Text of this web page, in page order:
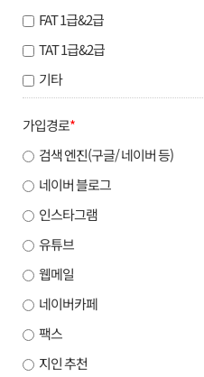
FAT 1급&2급
TAT 1급&2급
기타
가입경로*
검색 엔진(구글/ 네이버 등)
네이버 블로그
인스타그램
유튜브
웹메일
네이버카페
팩스
지인 추천